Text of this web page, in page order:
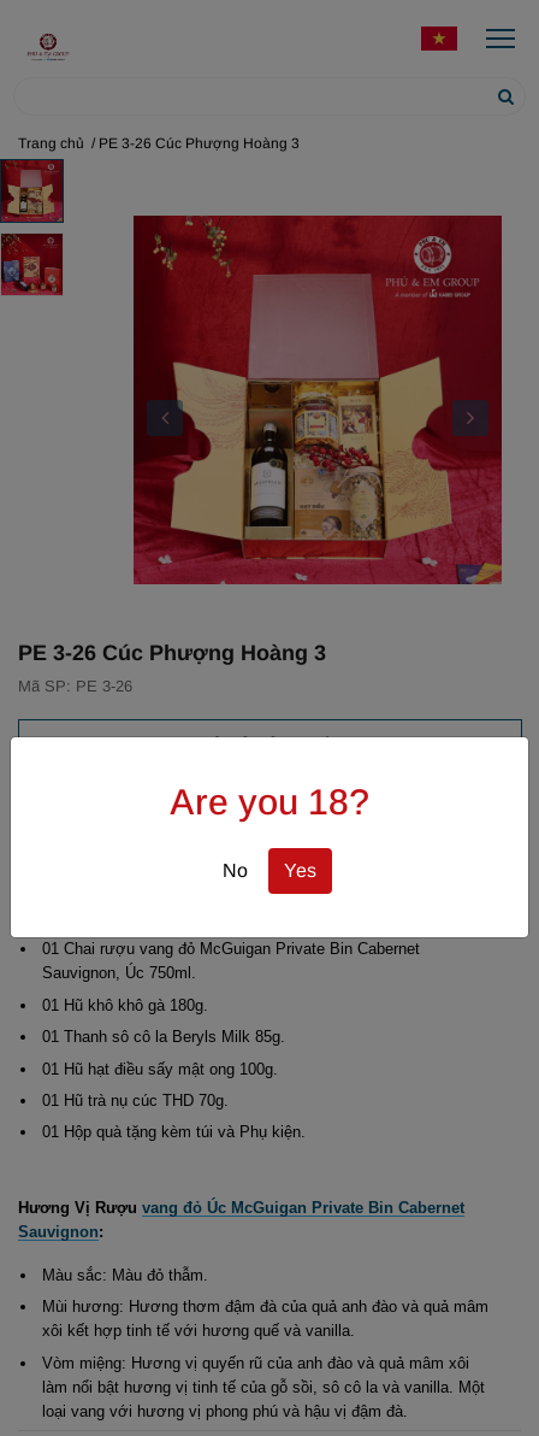
Are you 18?
No Yes
Trang chủ / PE 3-26 Cúc Phượng Hoàng 3
PE 3-26 Cúc Phượng Hoàng 3
Mã SP: PE 3-26
Cúc Phượng Hoàng” là biểu tượng của sự trường thọ, phú quý và
tái sinh - lời chúc năm mới bền vững, thịnh vượng và vươn lên
01 Chai rượu vang đỏ McGuigan Private Bin Cabernet
Sauvignon, Úc 750ml.
01 Hũ khô khô gà 180g.
01 Thanh sô cô la Beryls Milk 85g.
01 Hũ hạt điều sấy mật ong 100g.
01 Hũ trà nụ cúc THD 70g.
01 Hộp quà tặng kèm túi và Phụ kiện.
Hương Vị Rượu vang đỏ Úc McGuigan Private Bin Cabernet
Sauvignon:
Màu sắc: Màu đỏ thẫm.
Mùi hương: Hương thơm đậm đà của quả anh đào và quả mâm
xôi kết hợp tinh tế với hương quế và vanilla.
Vòm miệng: Hương vị quyến rũ của anh đào và quả mâm xôi
làm nổi bật hương vị tinh tế của gỗ sồi, sô cô la và vanilla. Một
loại vang với hương vị phong phú và hậu vị đậm đà.